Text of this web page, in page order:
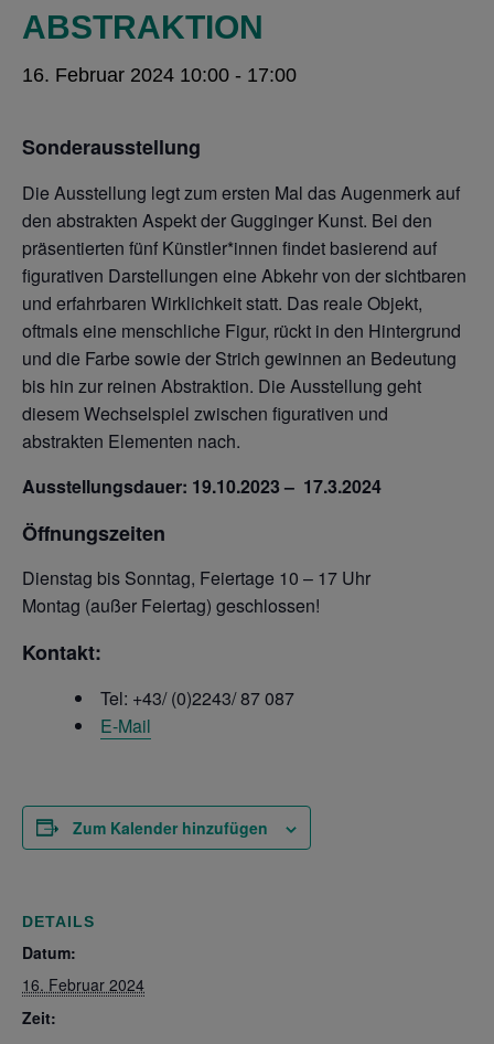
ABSTRAKTION
16. Februar 2024 10:00 - 17:00
Sonderausstellung
Die Ausstellung legt zum ersten Mal das Augenmerk auf
den abstrakten Aspekt der Gugginger Kunst. Bei den
präsentierten fünf Künstler*innen findet basierend auf
figurativen Darstellungen eine Abkehr von der sichtbaren
und erfahrbaren Wirklichkeit statt. Das reale Objekt,
oftmals eine menschliche Figur, rückt in den Hintergrund
und die Farbe sowie der Strich gewinnen an Bedeutung
bis hin zur reinen Abstraktion. Die Ausstellung geht
diesem Wechselspiel zwischen figurativen und
abstrakten Elementen nach.
Ausstellungsdauer: 19.10.2023 – 17.3.2024
Öffnungszeiten
Dienstag bis Sonntag, Feiertage 10 – 17 Uhr
Montag (außer Feiertag) geschlossen!
Kontakt:
Tel: +43/ (0)2243/ 87 087
E-Mail
Zum Kalender hinzufügen
DETAILS
Datum:
16. Februar 2024
Zeit: